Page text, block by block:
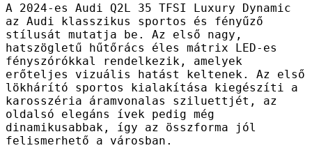
A 2024-es Audi Q2L 35 TFSI Luxury Dynamic
az Audi klasszikus sportos és fényűző
stílusát mutatja be. Az első nagy,
hatszögletű hűtőrács éles mátrix LED-es
fényszórókkal rendelkezik, amelyek
erőteljes vizuális hatást keltenek. Az első
lökhárító sportos kialakítása kiegészíti a
karosszéria áramvonalas sziluettjét, az
oldalsó elegáns ívek pedig még
dinamikusabbak, így az összforma jól
felismerhető a városban.